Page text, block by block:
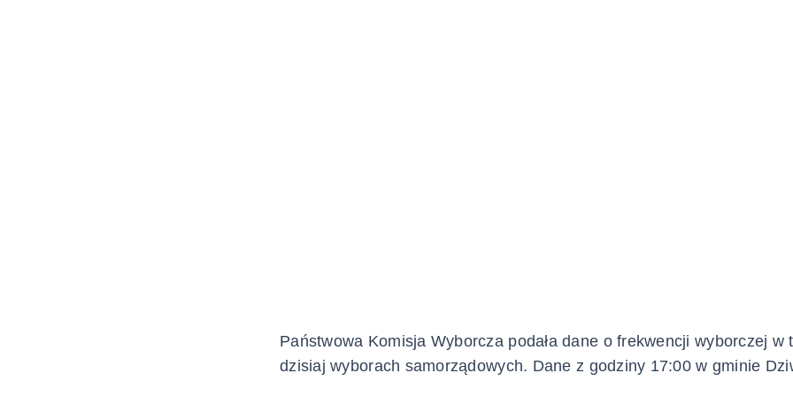
Państwowa Komisja Wyborcza podała dane o frekwencji wyborczej w
dzisiaj wyborach samorządowych. Dane z godziny 17:00 w gminie